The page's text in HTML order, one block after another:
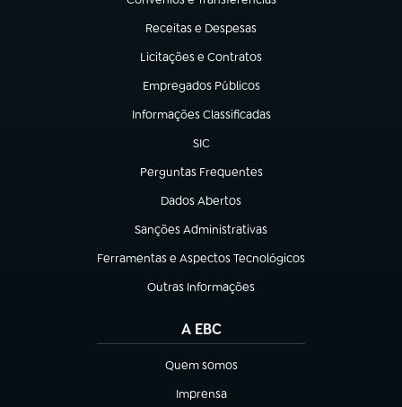
(abre em nova aba)
Receitas e Despesas
(abre em nova aba)
Licitações e Contratos
(abre em nova aba)
Empregados Públicos
(abre em nova aba)
Informações Classificadas
(abre em nova aba)
SIC
(abre em nova aba)
Perguntas Frequentes
(abre em nova aba)
Dados Abertos
(abre em nova aba)
Sanções Administrativas
(abre em nova aba)
Ferramentas e Aspectos Tecnológicos
(abre em nova aba)
Outras Informações
(abre em nova aba)
A EBC
Quem somos
(abre em nova aba)
Imprensa
(abre em nova aba)